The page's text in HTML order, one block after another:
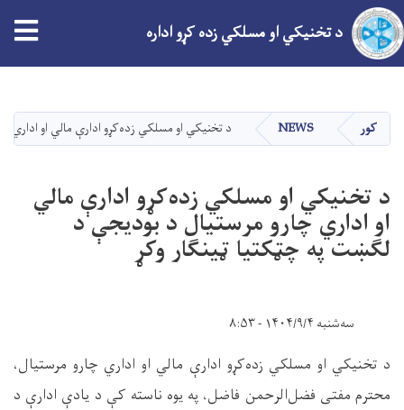
دانګل
د تخنیکي او مسلکي زده کړو اداره
کور NEWS د تخنیکي او مسلکي زده‌کړو ادارې مالي او اداري
د تخنیکي او مسلکي زده‌کړو ادارې مالي
او اداري چارو مرستیال د بودیجې د
لګښت په چټکتیا ټینګار وکړ
سه‌شنبه ۱۴۰۴/۹/۴ - ۸:۵۳
د تخنیکي او مسلکي زده‌کړو ادارې مالي او اداري چارو مرستیال،
محترم مفتی فضل‌الرحمن فاضل، په یوه ناسته کې د یادې ادارې د